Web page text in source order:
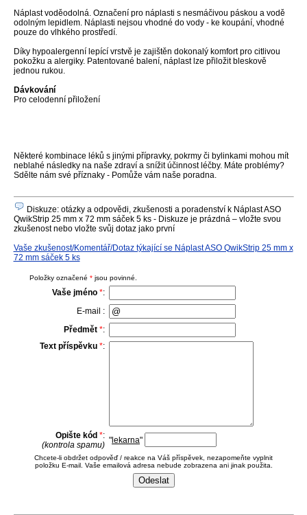
Náplast voděodolná. Označení pro náplasti s nesmáčivou páskou a vodě
odolným lepidlem. Náplasti nejsou vhodné do vody - ke koupání, vhodné
pouze do vlhkého prostředí.
Díky hypoalergenní lepící vrstvě je zajištěn dokonalý komfort pro citlivou
pokožku a alergiky. Patentované balení, náplast lze přiložit bleskově
jednou rukou.
Dávkování
Pro celodenní přiložení
Některé kombinace léků s jinými přípravky, pokrmy či bylinkami mohou mít
neblahé následky na naše zdraví a snížit účinnost léčby. Máte problémy?
Sdělte nám své příznaky - Pomůže vám naše poradna.
Diskuze: otázky a odpovědi, zkušenosti a poradenství k Náplast ASO
QwikStrip 25 mm x 72 mm sáček 5 ks - Diskuze je prázdná – vložte svou
zkušenost nebo vložte svůj dotaz jako první
Vaše zkušenost/Komentář/Dotaz týkající se Náplast ASO QwikStrip 25 mm x
72 mm sáček 5 ks
Položky označené * jsou povinné.
Vaše jméno *:
E-mail :
Předmět *:
Text příspěvku *:
Opište kód *:
(kontrola spamu) " lekarna"
Chcete-li obdržet odpověď / reakce na Váš příspěvek, nezapomeňte vyplnit
položku E-mail. Vaše emailová adresa nebude zobrazena ani jinak použita.